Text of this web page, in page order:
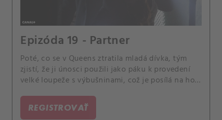
Epizóda 19 - Partner
Poté, co se v Queens ztratila mladá dívka, tým
zjistí, že ji únosci použili jako páku k provedení
velké loupeže s výbušninami, což je posílá na hon
mezitím začnou pracovat na svých základech jako
partneři.
REGISTROVAŤ